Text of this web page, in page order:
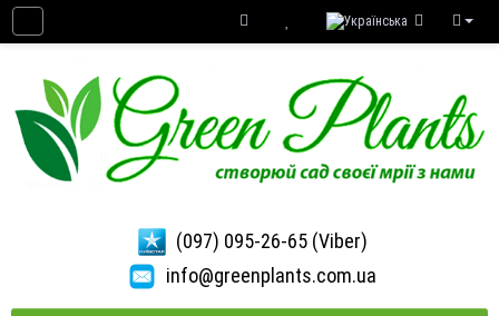
(097) 095-26-65 (Viber)
info@greenplants.com.ua